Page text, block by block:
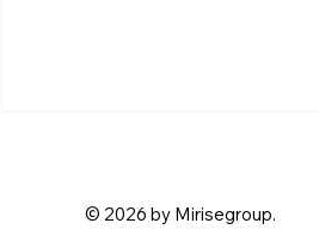
事業承継・M&A補助金の採択結
© 2026 by Mirisegroup.